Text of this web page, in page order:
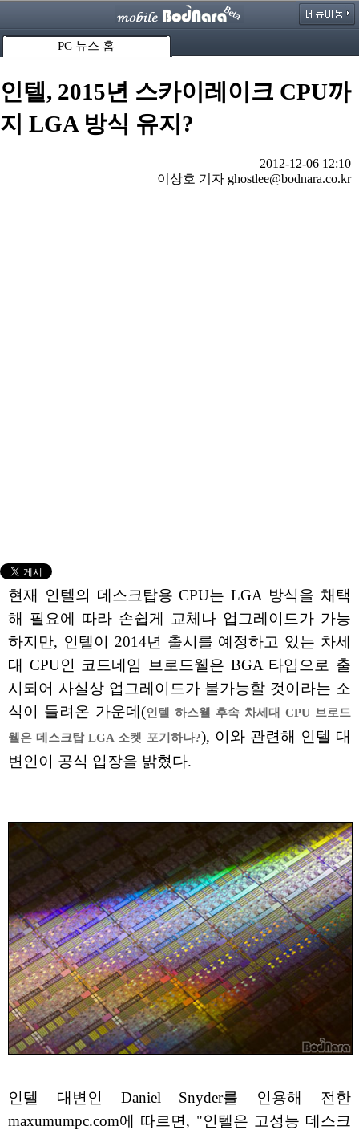
PC 뉴스 홈
인텔, 2015년 스카이레이크 CPU까
지 LGA 방식 유지?
2012-12-06 12:10
이상호 기자 ghostlee@bodnara.co.kr
현재 인텔의 데스크탑용 CPU는 LGA 방식을 채택
해 필요에 따라 손쉽게 교체나 업그레이드가 가능
하지만, 인텔이 2014년 출시를 예정하고 있는 차세
대 CPU인 코드네임 브로드웰은 BGA 타입으로 출
시되어 사실상 업그레이드가 불가능할 것이라는 소
식이 들려온 가운데(인텔 하스웰 후속 차세대 CPU 브로드
웰은 데스크탑 LGA 소켓 포기하나?), 이와 관련해 인텔 대
변인이 공식 입장을 밝혔다.
인텔 대변인 Daniel Snyder를 인용해 전한
maxumumpc.com에 따르면, "인텔은 고성능 데스크